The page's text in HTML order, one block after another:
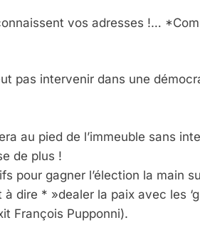
vos adresses !…
pas intervenir dans une
au pied de l’immeuble sans
de plus !
pour gagner l’élection la main
dire * »dealer la paix avec les
François Pupponni).